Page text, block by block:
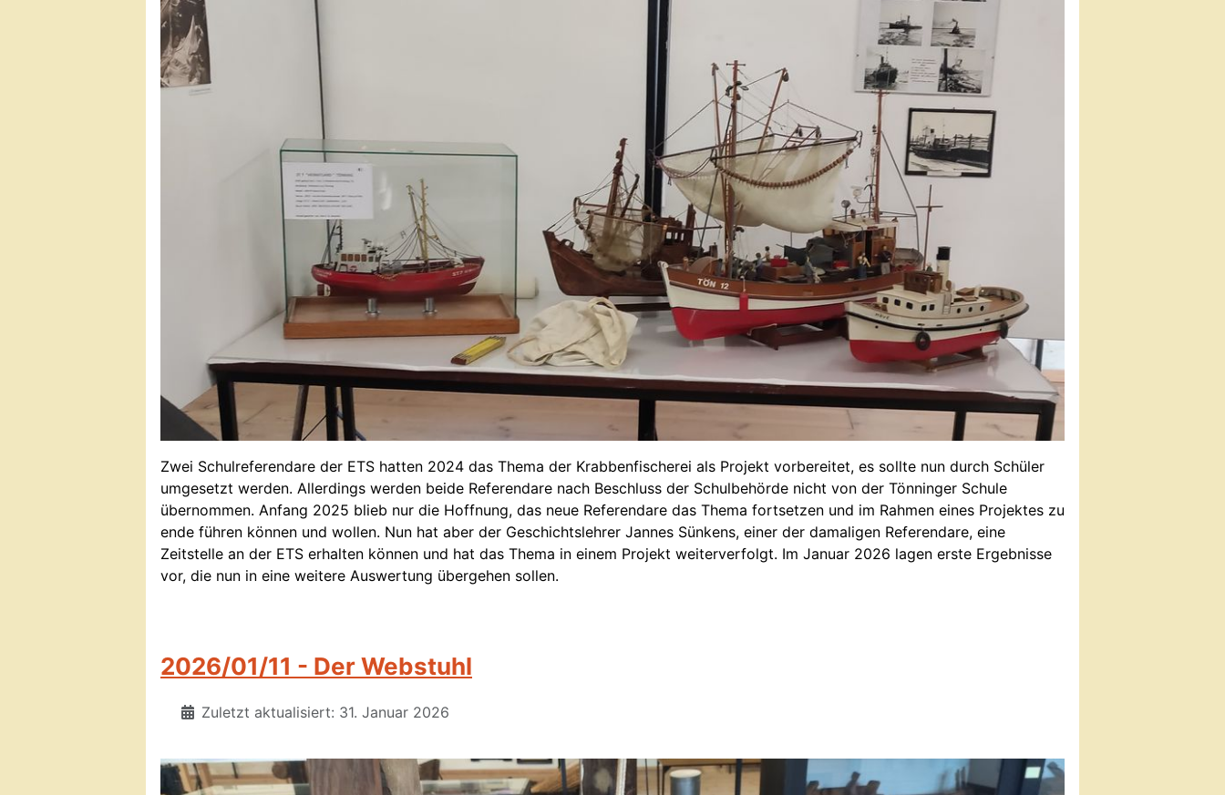
Zwei Schulreferendare der ETS hatten 2024 das Thema der Krabbenfischerei als Projekt vorbereitet, es sollte nun durch Schüler
umgesetzt werden. Allerdings werden beide Referendare nach Beschluss der Schulbehörde nicht von der Tönninger Schule
übernommen. Anfang 2025 blieb nur die Hoffnung, das neue Referendare das Thema fortsetzen und im Rahmen eines Projektes zu
ende führen können und wollen. Nun hat aber der Geschichtslehrer Jannes Sünkens, einer der damaligen Referendare, eine
Zeitstelle an der ETS erhalten können und hat das Thema in einem Projekt weiterverfolgt. Im Januar 2026 lagen erste Ergebnisse
vor, die nun in eine weitere Auswertung übergehen sollen.
2026/01/11 - Der Webstuhl
Zuletzt aktualisiert: 31. Januar 2026